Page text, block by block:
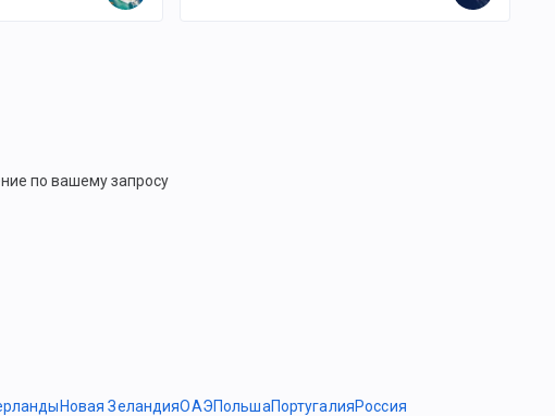
по вашему запросу
Новая ЗеландияОАЭПольшаПортугалияРоссия